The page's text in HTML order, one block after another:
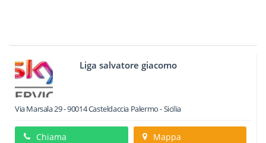
Liga salvatore giacomo
Via Marsala 29-90014Casteldaccia Palermo -Sicilia
Chiama Mappa